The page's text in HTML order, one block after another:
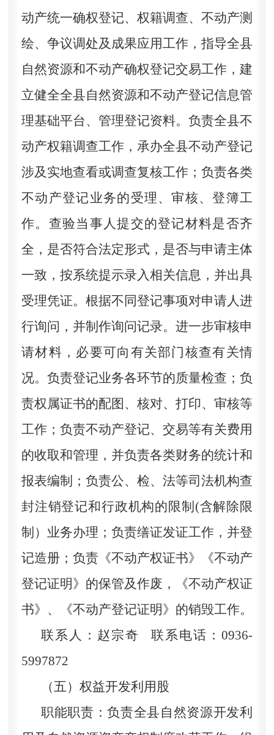
动产统一确权登记、权籍调查、不动产测
绘、争议调处及成果应用工作，指导全县
自然资源和不动产确权登记交易工作，建
立健全全县自然资源和不动产登记信息管
理基础平台、管理登记资料。负责全县不
动产权籍调查工作，承办全县不动产登记
涉及实地查看或调查复核工作；负责各类
不动产登记业务的受理、审核、登簿工
作。查验当事人提交的登记材料是否齐
全，是否符合法定形式，是否与申请主体
一致，按系统提示录入相关信息，并出具
受理凭证。根据不同登记事项对申请人进
行询问，并制作询问记录。进一步审核申
请材料，必要可向有关部门核查有关情
况。负责登记业务各环节的质量检查；负
责权属证书的配图、核对、打印、审核等
工作；负责不动产登记、交易等有关费用
的收取和管理，并负责各类财务的统计和
报表编制；负责公、检、法等司法机构查
封注销登记和行政机构的限制(含解除限
制）业务办理；负责缮证发证工作，并登
记造册；负责《不动产权证书》《不动产
登记证明》的保管及作废，《不动产权证
书》、《不动产登记证明》的销毁工作。
联系人：赵宗奇 联系电话：0936-
5997872
（五）权益开发利用股
职能职责：负责全县自然资源开发利